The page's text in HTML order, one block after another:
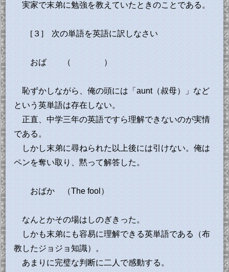
実家で末弟に勉強を教えていたときのことである。
[３] 次の単語を英語に訳しなさい
おば （ ）
恥ずかしながら、俺の頭には「aunt（叔母）」など
という英単語は存在しない。
正直、中学三年の英語ですら理解できないのが実情
である。
しかし末弟に尋ねられた以上後には引けない。俺は
ペンを奪い取り、黙って解答した。
おばか （The fool）
なんとかその場はしのぎきった。
しかも末弟にも容易に理解できる英単語である（布
教したジョジョ知識）。
あまりに完璧な判断に二人で感動する。